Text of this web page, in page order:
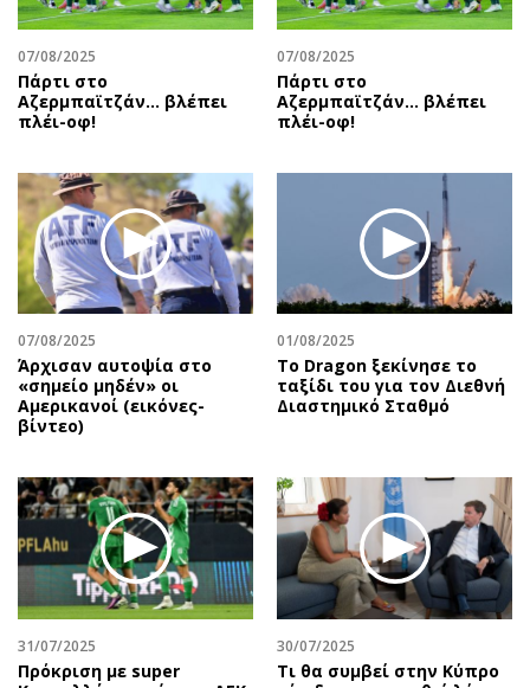
07/08/2025
Πάρτι στο
Αζερμπαϊτζάν… βλέπει
πλέι-οφ!
07/08/2025
Πάρτι στο
Αζερμπαϊτζάν… βλέπει
πλέι-οφ!
07/08/2025
Άρχισαν αυτοψία στο
«σημείο μηδέν» οι
Αμερικανοί (εικόνες-
βίντεο)
01/08/2025
Το Dragon ξεκίνησε το
ταξίδι του για τον Διεθνή
Διαστημικό Σταθμό
31/07/2025
Πρόκριση με super
30/07/2025
Τι θα συμβεί στην Κύπρο